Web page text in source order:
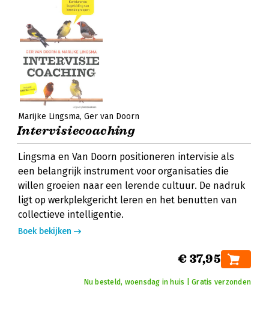
Marijke Lingsma Ger van Doorn
Intervisiecoaching
Lingsma en Van Doorn positioneren intervisie als
een belangrijk instrument voor organisaties die
willen groeien naar een lerende cultuur. De nadruk
ligt op werkplekgericht leren en het benutten van
collectieve intelligentie.
Boek bekijken
€ 37,95
Nu besteld, woensdag in huis | Gratis verzonden